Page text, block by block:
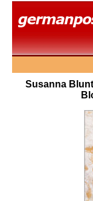
Susanna